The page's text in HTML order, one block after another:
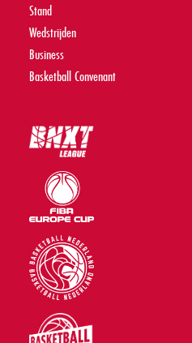
Stand
Wedstrijden
Business
Basketball Convenant